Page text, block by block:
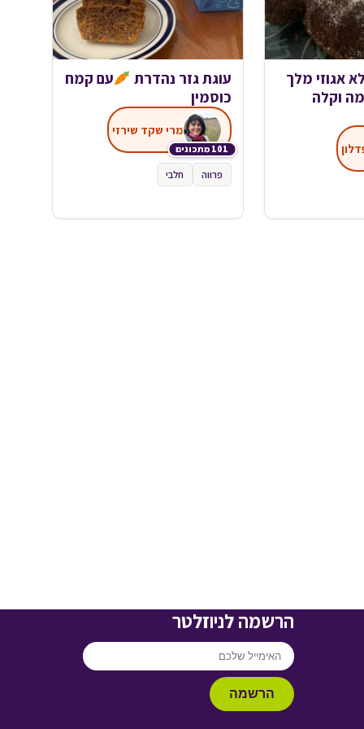
אגוזי מלך
וקלה
עוגת גזר נהדרת
עם קמח
כוסמין
101 מתכונים
מרי שקד שירזי
פרווה חלבי
הרשמה לניוזלטר
הרשמה